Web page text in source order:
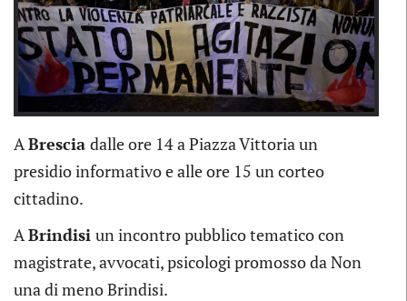
A Brescia dalle ore 14 a Piazza Vittoria un
presidio informativo e alle ore 15 un corteo
cittadino.
A Brindisi un incontro pubblico tematico con
magistrate, avvocati, psicologi promosso da Non
una di meno Brindisi.